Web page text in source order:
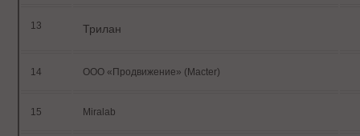
13 Трилан
14 ООО «Продвижение» (Macter)
15 Miralab